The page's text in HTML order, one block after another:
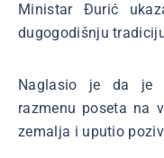
Ministar Đurić
dugogodišnju
Naglasio je da je
razmenu poseta na
zemalja i uputio